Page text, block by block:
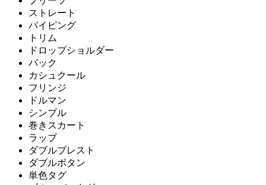
ストレート
パイピング
トリム
ドロップショルダー
バック
カシュクール
フリンジ
ドルマン
シンプル
巻きスカート
ラップ
ダブルブレスト
ダブルボタン
単色タグ